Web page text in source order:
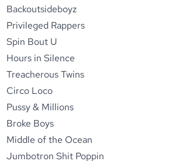
Backoutsideboyz
Privileged Rappers
Spin Bout U
Hours in Silence
Treacherous Twins
Circo Loco
Pussy & Millions
Broke Boys
Middle of the Ocean
Jumbotron Shit Poppin